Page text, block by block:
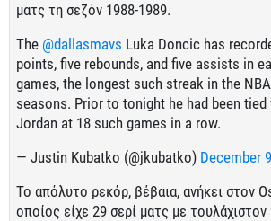
ματς τη σεζόν 1988-1989.
The @dallasmavs Luka Doncic has
points, five rebounds, and five assists in
games, the longest such streak in the
seasons. Prior to tonight he had been tied
Jordan at 18 such games in a row.
— Justin Kubatko (@jkubatko) December
Το απόλυτο ρεκόρ, βέβαια, ανήκει στον
οποίος είχε 29 σερί ματς με